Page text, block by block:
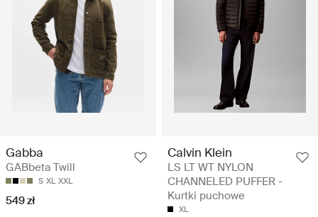
Gabba
GABbeta Twill
S XL XXL
549 zł
Calvin Klein
LS LT WT NYLON
CHANNELED PUFFER -
Kurtki puchowe
XL